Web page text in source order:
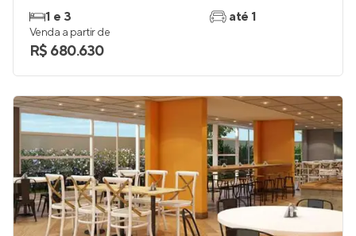
1 e 3
até 1
Venda a partir de
R$ 680.630